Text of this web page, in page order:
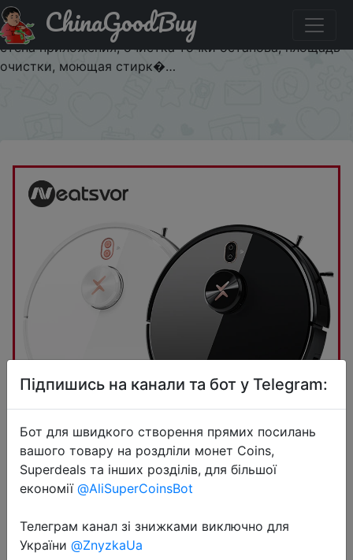
Код на знижку $3/100 NEATSVOR X600pro 6000pa
робот-пылесос с лазерной навигацией, виртуальная
стена приложения, очистка точки останова, площадь
очистки, моющая стирк�…
ChinaGoodBuy
2022-06-18
NEATSVOR X600pro 6000pa
робот-пылесос с лазерной
навигацией, виртуальная стена
Підпишись на канали та бот у Telegram:
Бот для швидкого створення прямих посилань
вашого товару на роздліли монет Coins,
Superdeals та інших розділів, для більшої
економії @AliSuperCoinsBot
Телеграм канал зі знижками виключно для
України @ZnyzkaUa